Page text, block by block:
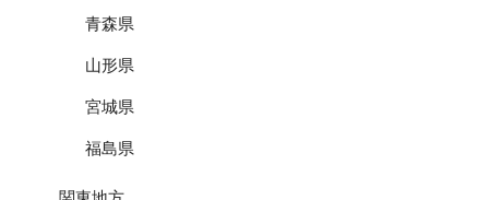
青森県
山形県
宮城県
福島県